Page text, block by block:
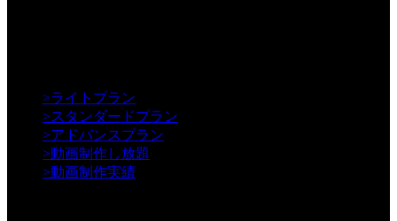
>ライトプラン
>スタンダードプラン
>アドバンスプラン
>動画制作し放題
>動画制作実績